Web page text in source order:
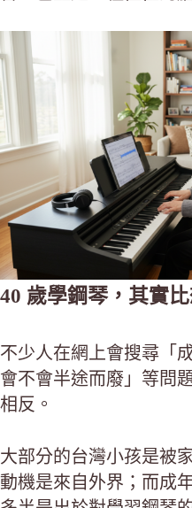
40 歲學鋼琴，其實
不少人在網上會搜尋「
會不會半途而廢」等問
相反。
大部分的台灣小孩是被
動機是來自外界；而成